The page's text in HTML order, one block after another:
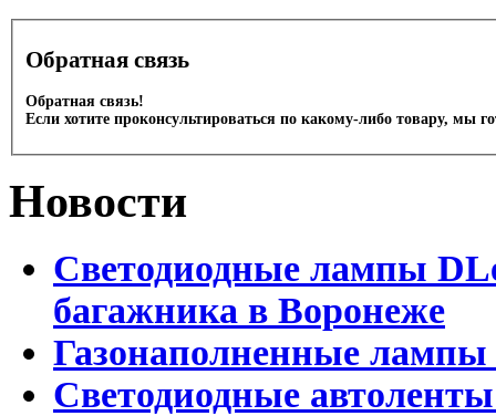
Обратная связь
Обратная связь!
Если хотите проконсультироваться по какому-либо товару, мы
Новости
Светодиодные лампы
багажника в Воронеже
Газонаполненные
Светодиодные